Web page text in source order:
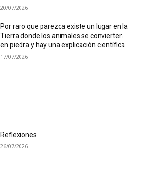
20/07/2026
Por raro que parezca existe un lugar en la
Tierra donde los animales se convierten
en piedra y hay una explicación científica
17/07/2026
Reflexiones
26/07/2026